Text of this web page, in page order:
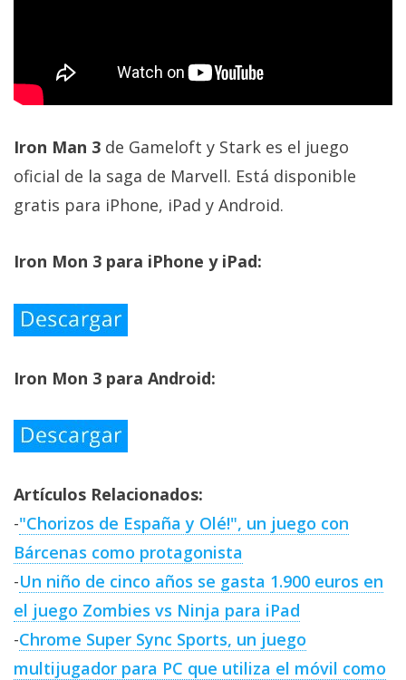
tecnología,
móviles,
ordenadores,
informática,
videojuegos,
comparativas,
tutoriales.
Informático
derechos
reservados.
Iron Man 3 de Gameloft y Stark es el juego
oficial de la saga de Marvell. Está disponible
gratis para iPhone, iPad y Android.
Iron Mon 3 para iPhone y iPad:
Iron Mon 3 para Android:
Artículos Relacionados:
-"Chorizos de España y Olé!", un juego con
Bárcenas como protagonista
-Un niño de cinco años se gasta 1.900 euros en
el juego Zombies vs Ninja para iPad
-Chrome Super Sync Sports, un juego
multijugador para PC que utiliza el móvil como